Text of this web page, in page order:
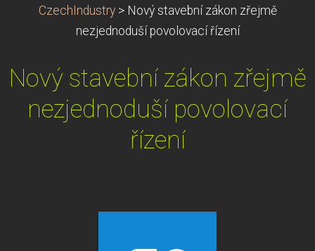
CzechIndustry > Nový stavební zákon zřejmě
nezjednoduší povolovací řízení
Nový stavební zákon zřejmě
nezjednoduší povolovací
řízení